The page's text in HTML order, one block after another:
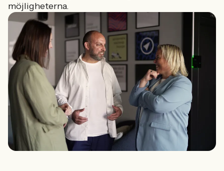
möjligheterna.